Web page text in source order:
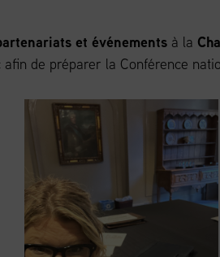
et événements à la
afin de préparer la Conférence